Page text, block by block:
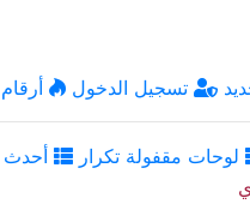
تسجيل الدخول
لوحات مقفولة تكرار
أحدث